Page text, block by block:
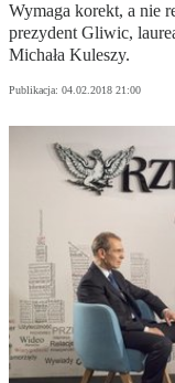
Wymaga korekt, a nie
prezydent Gliwic,
Michała Kuleszy.
Publikacja: 04.02.2018 21:00